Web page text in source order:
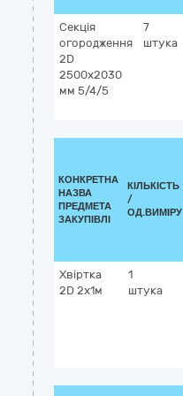
Секція
огородження
2D
2500х2030
мм 5/4/5
7
штука
КОНКРЕТНА
НАЗВА
ПРЕДМЕТА
ЗАКУПІВЛІ
КІЛЬКІСТЬ
/
ОД.ВИМІРУ
Хвіртка
2D 2х1м
1
штука